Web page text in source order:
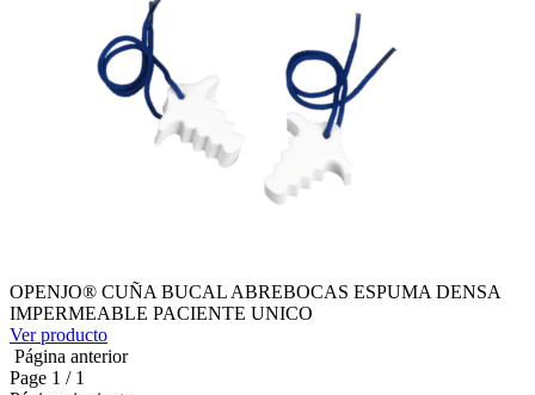
OPENJO® CUÑA BUCAL ABREBOCAS ESPUMA DENSA
IMPERMEABLE PACIENTE UNICO
Ver producto
Página anterior
Page 1 / 1